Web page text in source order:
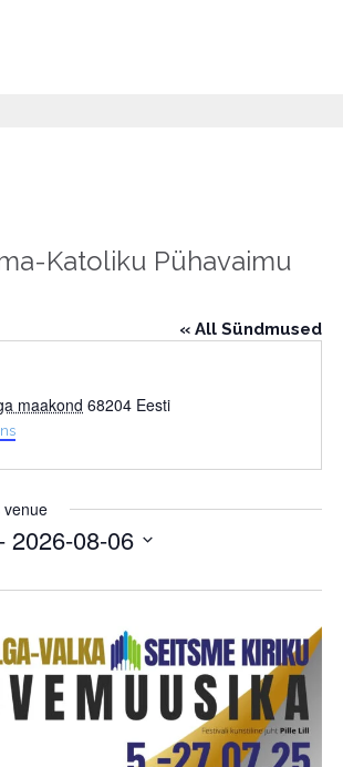
Katoliku Pühavaimu
« All Sündmused
maakond 68204 Eesti
2026-08-06